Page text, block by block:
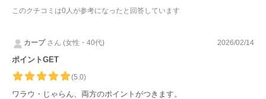
このクチコミは0 人が参考になったと回答しています
カープ さん (女性・40代) 2026/02/14
ポイントGET
(5.0)
ワラウ・じゃらん、両方のポイントがつきます。